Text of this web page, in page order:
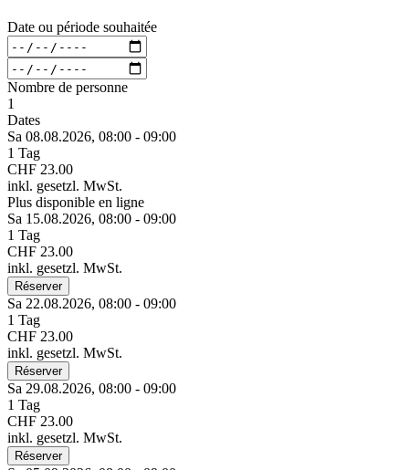
Date ou période souhaitée
Nombre de personne
1
Dates
Sa 08.08.2026, 08:00 - 09:00
1 Tag
CHF 23.00
inkl. gesetzl. MwSt.
Plus disponible en ligne
Sa 15.08.2026, 08:00 - 09:00
1 Tag
CHF 23.00
inkl. gesetzl. MwSt.
Réserver
Sa 22.08.2026, 08:00 - 09:00
1 Tag
CHF 23.00
inkl. gesetzl. MwSt.
Réserver
Sa 29.08.2026, 08:00 - 09:00
1 Tag
CHF 23.00
inkl. gesetzl. MwSt.
Réserver